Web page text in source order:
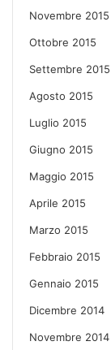
Novembre 2015
Ottobre 2015
Settembre 2015
Agosto 2015
Luglio 2015
Giugno 2015
Maggio 2015
Aprile 2015
Marzo 2015
Febbraio 2015
Gennaio 2015
Dicembre 2014
Novembre 2014